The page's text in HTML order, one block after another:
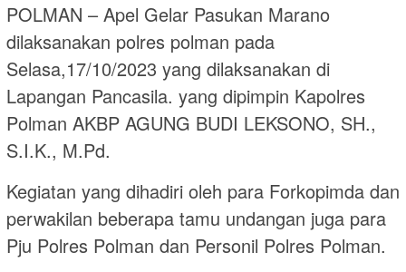
POLMAN – Apel Gelar Pasukan Marano
dilaksanakan polres polman pada
Selasa,17/10/2023 yang dilaksanakan di
Lapangan Pancasila. yang dipimpin Kapolres
Polman AKBP AGUNG BUDI LEKSONO, SH.,
S.I.K., M.Pd.
Kegiatan yang dihadiri oleh para Forkopimda dan
perwakilan beberapa tamu undangan juga para
Pju Polres Polman dan Personil Polres Polman.